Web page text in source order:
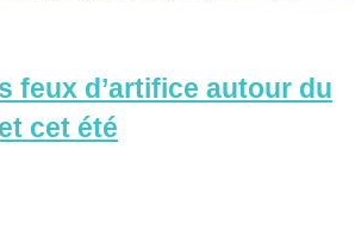
feux d’artifice autour du
cet été